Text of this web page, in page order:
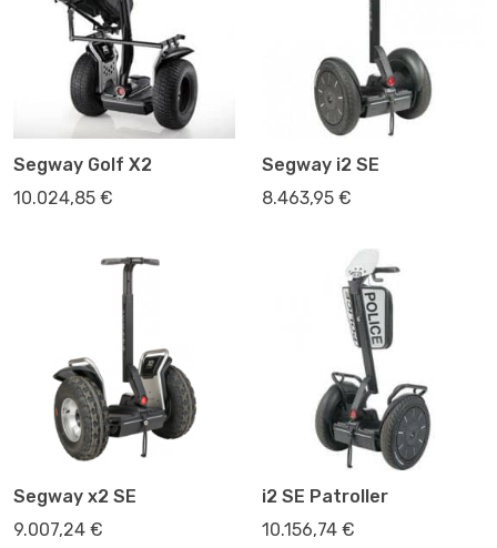
Segway Golf X2
10.024,85 €
Segway i2 SE
8.463,95 €
Segway x2 SE
9.007,24 €
i2 SE Patroller
10.156,74 €